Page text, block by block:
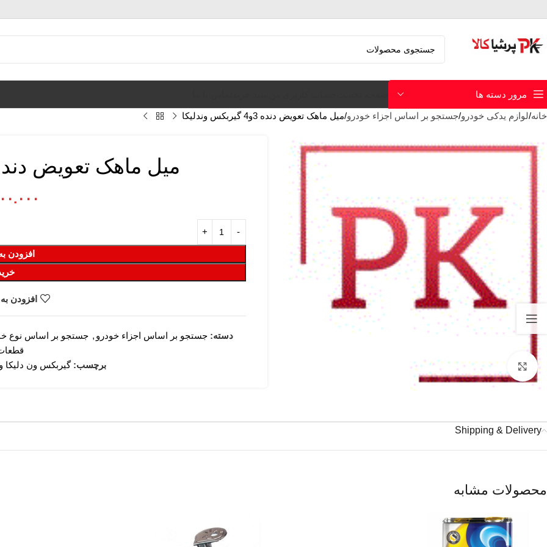
مرور دسته ها
خانه لوازم یدکی خودرو جستجو بر اساس اجزاء خودرو میل ماهک تعویض دنده 3و4 گیربکس وندلیکا
برای بزرگنمایی کلیک کنید
میل ماهک تعویض دنده 3و4 گیربکس
افزودن
افزودن
دسته: جستجو بر اساس اجزاء خودرو , جستجو بر اساس نوع
برچسب: گیربکس ون دلیکا
Shipping & Delivery
محصولات مشابه